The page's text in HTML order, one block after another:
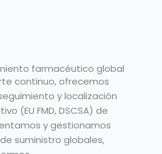
farmacéutico global
continuo, ofrecemos
y localización
(EU FMD, DSCSA) de
y gestionamos
suministro globales,